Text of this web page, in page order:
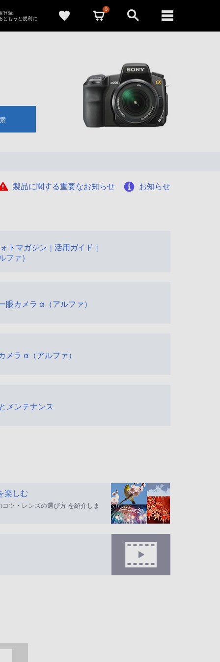
登録
ともっと便利に
0
製品に関する重要なお知らせ お知らせ
トマガジン | 活用ガイド |
ァ）
カメラ α（アルファ）
メラ α（アルファ）
メンテナンス
楽しむ
ツ・レンズの選び方 を紹介しま